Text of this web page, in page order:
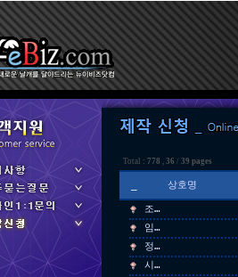
Total : 778 , 36 / 39 pages
상호명
조…
임…
정…
시…